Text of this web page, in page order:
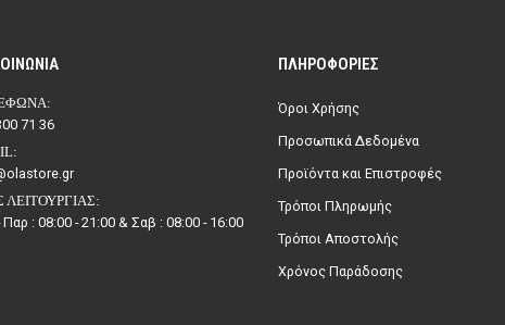
71 36
ΛΕΙΤΟΥΡΓΊΑΣ:
: 08:00 - 21:00 & Σαβ : 08:00 - 16:00
ΠΛΗΡΟΦΟΡΊΕΣ
Όροι Χρήσης
Προσωπικά Δεδομένα
Προϊόντα και Επιστροφές
Τρόποι Πληρωμής
Τρόποι Αποστολής
Χρόνος Παράδοσης